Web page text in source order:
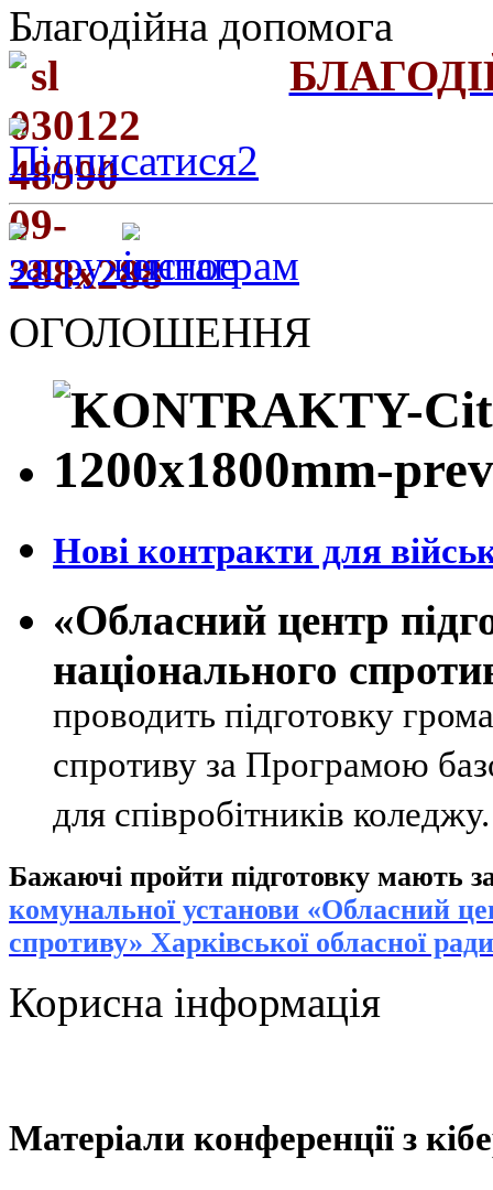
Благодійна допомога
ОГОЛОШЕННЯ
Нові контракти для
«Обласний центр
національного
проводить підготовку
спротиву за Програмою
для співробітників
Бажаючі пройти підготовку мають
комунальної установи «Обласний
спротиву» Харківської обласної
Корисна інформація
Матеріали конференції з